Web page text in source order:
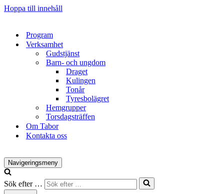
Hoppa till innehåll
Program
Verksamhet
Gudstjänst
Barn- och ungdom
Draget
Kulingen
Tonår
Tyresbolägret
Hemgrupper
Torsdagsträffen
Om Tabor
Kontakta oss
Navigeringsmeny
Sök efter …